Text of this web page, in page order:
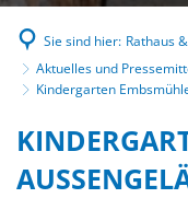
Sie sind hier: Rathaus
Aktuelles und
Kindergarten